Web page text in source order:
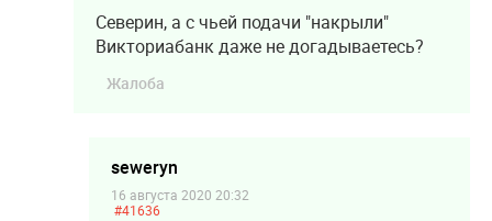
Северин, а с чьей подачи "накрыли"
Викториабанк даже не догадываетесь?
Жалоба
seweryn
16 августа 2020 20:32
#41636